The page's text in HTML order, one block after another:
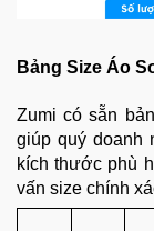
Bảng Size Áo
Zumi có sẵn
giúp quý doanh
kích thước phù
vấn size chính